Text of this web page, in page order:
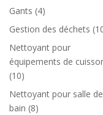
Gants (4)
Gestion des déchets
Nettoyant pour
équipements de
(10)
Nettoyant pour salle de
bain (8)